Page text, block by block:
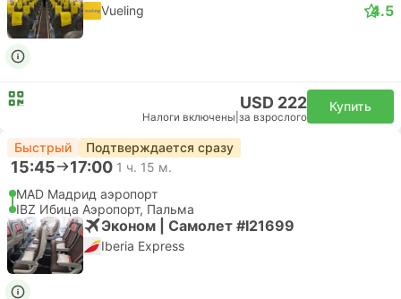
Vueling 4.5
USD 222
Налоги включены за взрослого
Купить
Быстрый Подтверждается сразу
15:45 17:00 1 ч. 15 м.
MAD Мадрид аэропорт
IBZ Ибица Аэропорт, Пальма
Эконом | Самолет #I21699
Iberia Express